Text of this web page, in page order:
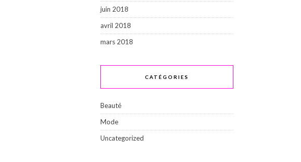
juin 2018
avril 2018
mars 2018
CATÉGORIES
Beauté
Mode
Uncategorized